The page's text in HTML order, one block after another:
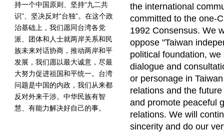
持一个中国原则、坚持“九二共
识”、坚决反对“台独”。在这个政
治基础上，我们愿同台湾各党
派、团体和人士就两岸关系和民
族未来对话协商，推动两岸和平
发展，我们愿以最大诚意，尽最
大努力促进祖国和平统一。台湾
问题是中国的内政，我们从来都
反对外来干涉。中华民族有智
慧、有能力解决好自己的事。
the international
committed to the one-
1992 Consensus. We
oppose "Taiwan
political foundation,
dialogue and
or personage in
relations and the
and promote peaceful
relations. We will
sincerity and do our